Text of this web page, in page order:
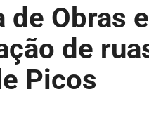
de Obras
de
Picos